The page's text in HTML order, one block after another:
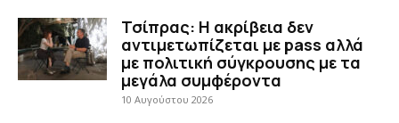
Τσίπρας: Η ακρίβεια δεν
αντιμετωπίζεται με pass αλλά
με πολιτική σύγκρουσης με τα
μεγάλα συμφέροντα
10 Αυγούστου 2026